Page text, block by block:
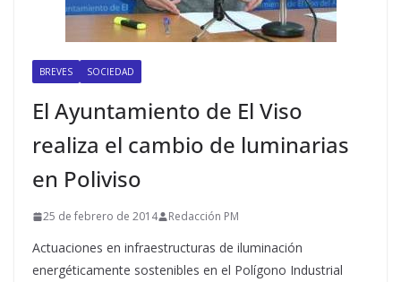
BREVES SOCIEDAD
El Ayuntamiento de El Viso
realiza el cambio de luminarias
en Poliviso
25 de febrero de 2014 Redacción PM
Actuaciones en infraestructuras de iluminación
energéticamente sostenibles en el Polígono Industrial